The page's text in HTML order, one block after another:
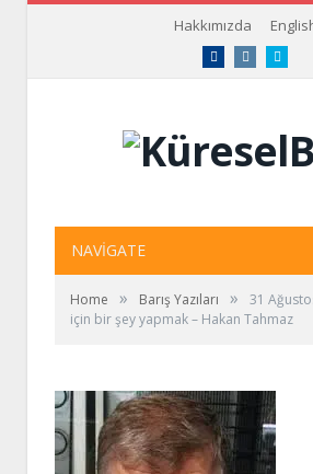
Hakkımızda
FacebookInstagramTwitter
NAVIGATE
Home » Barış Yazıları »
31
için bir şey yapmak – Hakan Tahmaz